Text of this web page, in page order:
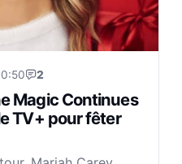
2
Magic Continues
TV+ pour fêter